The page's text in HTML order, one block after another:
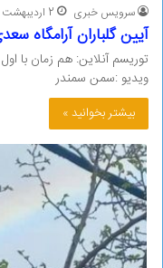
سرویس خبری 2 اردیبهشت 1405
آیین گلباران آرامگاه سعدی
توریسم آنلاین: هم زمان با
ویدیو :سمن سمندر
بیشتر بخوانید »